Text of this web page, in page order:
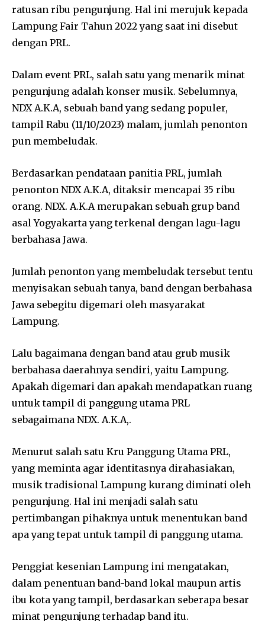
ratusan ribu pengunjung. Hal ini merujuk kepada
Lampung Fair Tahun 2022 yang saat ini disebut
dengan PRL.
Dalam event PRL, salah satu yang menarik minat
pengunjung adalah konser musik. Sebelumnya,
NDX A.K.A, sebuah band yang sedang populer,
tampil Rabu (11/10/2023) malam, jumlah penonton
pun membeludak.
Berdasarkan pendataan panitia PRL, jumlah
penonton NDX A.K.A, ditaksir mencapai 35 ribu
orang. NDX. A.K.A merupakan sebuah grup band
asal Yogyakarta yang terkenal dengan lagu-lagu
berbahasa Jawa.
Jumlah penonton yang membeludak tersebut tentu
menyisakan sebuah tanya, band dengan berbahasa
Jawa sebegitu digemari oleh masyarakat
Lampung.
Lalu bagaimana dengan band atau grub musik
berbahasa daerahnya sendiri, yaitu Lampung.
Apakah digemari dan apakah mendapatkan ruang
untuk tampil di panggung utama PRL
sebagaimana NDX. A.K.A,.
Menurut salah satu Kru Panggung Utama PRL,
yang meminta agar identitasnya dirahasiakan,
musik tradisional Lampung kurang diminati oleh
pengunjung. Hal ini menjadi salah satu
pertimbangan pihaknya untuk menentukan band
apa yang tepat untuk tampil di panggung utama.
Penggiat kesenian Lampung ini mengatakan,
dalam penentuan band-band lokal maupun artis
ibu kota yang tampil, berdasarkan seberapa besar
minat pengunjung terhadap band itu.